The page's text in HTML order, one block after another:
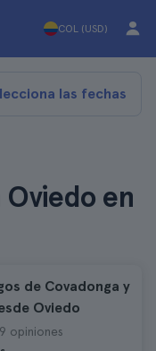
COL (USD)
las fechas
Oviedo en
de Covadonga y
Oviedo
opiniones